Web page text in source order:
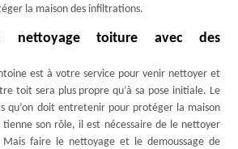
la maison des infiltrations.
nettoyage toiture avec des
est à votre service pour venir nettoyer et
toit sera plus propre qu’à sa pose initiale. Le
qu’on doit entretenir pour protéger la maison
son rôle, il est nécessaire de le nettoyer
faire le nettoyage et le demoussage de